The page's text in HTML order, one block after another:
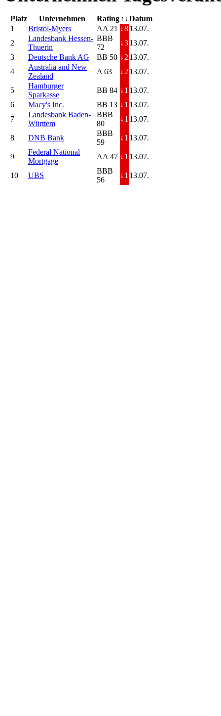
Platz Unternehmen Rating ↑↓ Datum
1
Bristol-Myers AA 21 ↓813.07.
2
Landesbank Hessen-
Thuerin
BBB
72
↓313.07.
3
Deutsche Bank AG BB 50 ↓ 2 13.07.
4
Australia and New
Zealand
A 63 ↓ 2 13.07.
5
Hamburger
Sparkasse
BB 84 ↓ 1 13.07.
6
Macy's Inc. BB 13 ↓ 1 13.07.
7
Landesbank Baden-
Württem
BBB
80
↓ 1 13.07.
8 DNB Bank
BBB
59
↓ 1 13.07.
9
Federal National
Mortgage
AA 47 ↓ 1 13.07.
10 UBS
BBB
56
↓ 1 13.07.